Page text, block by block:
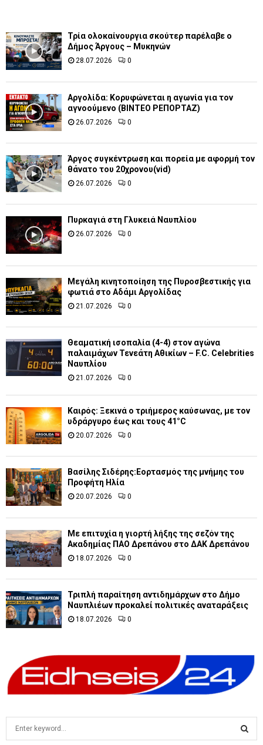
Τρία ολοκαίνουργια σκούτερ παρέλαβε o
Δήμος Άργους – Μυκηνών
28.07.2026 0
Αργολίδα: Κορυφώνεται η αγωνία για τον
αγνοούμενο (ΒΙΝΤΕΟ ΡΕΠΟΡΤΑΖ)
26.07.2026 0
Άργος συγκέντρωση και πορεία με αφορμή τον
θάνατο του 20χρονου(vid)
26.07.2026 0
Πυρκαγιά στη Γλυκειά Ναυπλίου
26.07.2026 0
Μεγάλη κινητοποίηση της Πυροσβεστικής για
φωτιά στο Αδάμι Αργολίδας
21.07.2026 0
Θεαματική ισοπαλία (4-4) στον αγώνα
παλαιμάχων Τενεάτη Αθικίων – F.C. Celebrities
Ναυπλίου
21.07.2026 0
Καιρός: Ξεκινά ο τριήμερος καύσωνας, με τον
υδράργυρο έως και τους 41°C
20.07.2026 0
Βασίλης Σιδέρης:Εορτασμός της μνήμης του
Προφήτη Ηλία
20.07.2026 0
Με επιτυχία η γιορτή λήξης της σεζόν της
Ακαδημίας ΠΑΟ Δρεπάνου στο ΔΑΚ Δρεπάνου
18.07.2026 0
Τριπλή παραίτηση αντιδημάρχων στο Δήμο
Ναυπλιέων προκαλεί πολιτικές αναταράξεις
18.07.2026 0